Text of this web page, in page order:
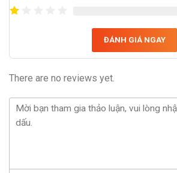
ĐÁNH GIÁ NGAY
There are no reviews yet.